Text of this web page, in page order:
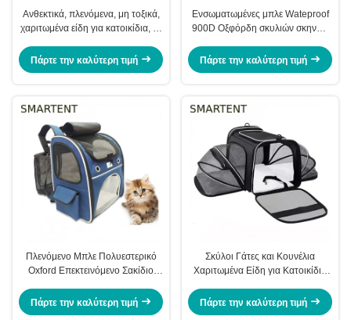
Ανθεκτικά, πλενόμενα, μη τοξικά,
χαριτωμένα είδη για κατοικίδια, με
στυλ, σακίδιο πεζοπορίας
(Unisex)
Πάρτε την καλύτερη τιμή
Ενσωματωμένες μπλε Wateproof
900D Οξφόρδη σκυλιών σκηνών
σπιτιών χαριτωμένες
Πάρτε την καλύτερη τιμή
Πλενόμενο Μπλε Πολυεστερικό
Oxford Επεκτεινόμενο Σακίδιο
Μη Τοξικό, Ιδανικό για
Εσωτερικούς και Εξωτερικούς
Πάρτε την καλύτερη τιμή
Σκύλοι Γάτες και Κουνέλια
Χαριτωμένα Είδη για Κατοικίδια
Παιχνίδι Ύπνος Λειτουργίες Γκρι
Κατιονικό Πολυεστέρας
Πάρτε την καλύτερη τιμή